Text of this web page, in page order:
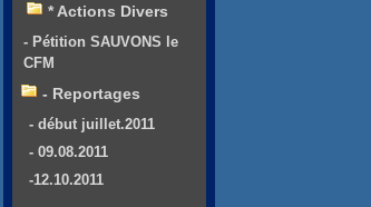
* Actions Divers
- Pétition SAUVONS le
CFM
- Reportages
- début juillet.2011
- 09.08.2011
-12.10.2011